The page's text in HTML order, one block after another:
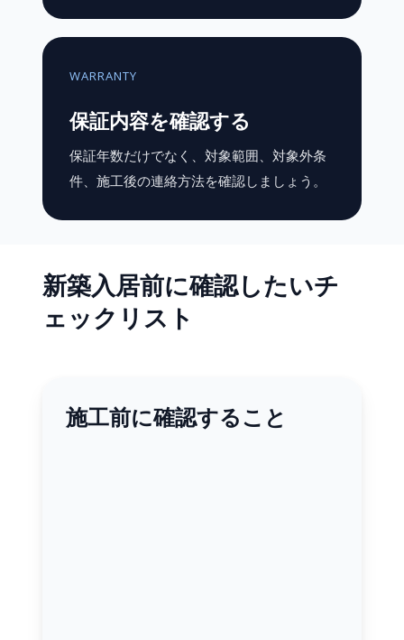
WARRANTY
保証内容を確認する
保証年数だけでなく、対象範囲、対象外条
件、施工後の連絡方法を確認しましょう。
新築入居前に確認したいチ
ェックリスト
施工前に確認すること